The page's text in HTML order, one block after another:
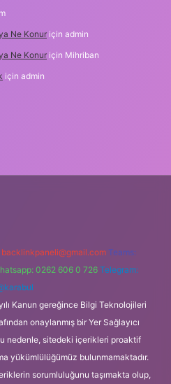
Ne Konur için admin
Ne Konur için Mihriban
için admin
backlinkpaneli@gmail.com Teams:
0262 606 0 726 Telegram:
Kanun gereğince Bilgi Teknolojileri
onaylanmış bir Yer Sağlayıcı
nedenle, sitedeki içerikleri proaktif
yükümlülüğümüz bulunmamaktadır.
sorumluluğunu taşımakta olup,